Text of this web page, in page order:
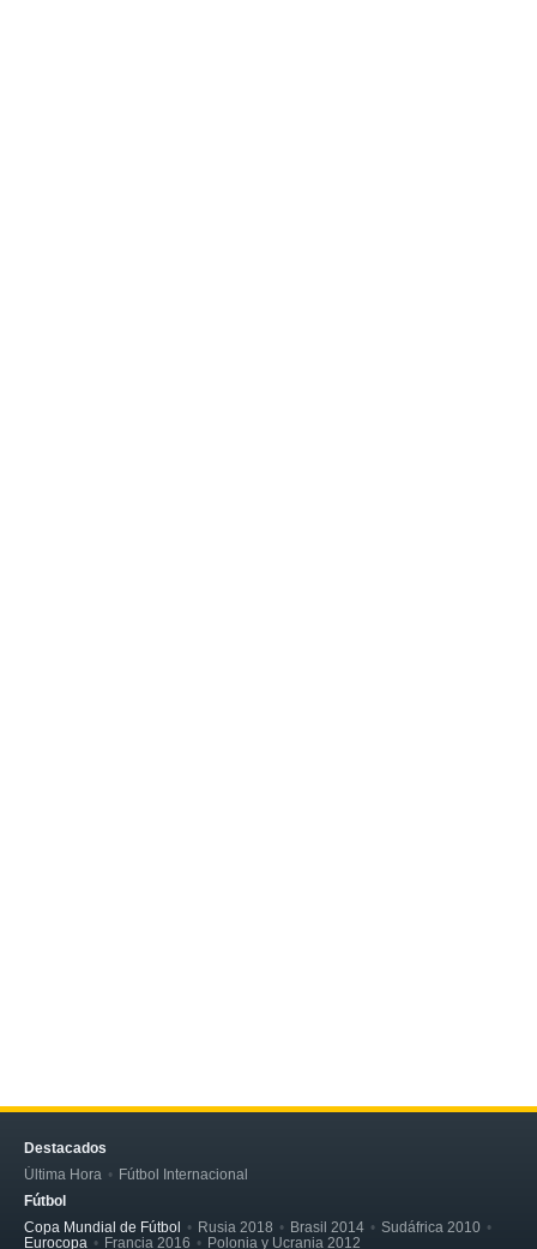
Destacados
Última Hora
Fútbol Internacional
Fútbol
Copa Mundial de Fútbol
Rusia 2018 Brasil 2014
Sudáfrica 2010
Eurocopa
Francia 2016 Polonia y Ucrania 2012